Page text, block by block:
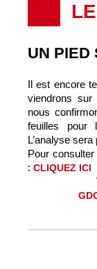
UN PIED
Il est encore
viendrons
nous
feuilles pour
L’analyse
Pour
: CLIQUEZ ICI